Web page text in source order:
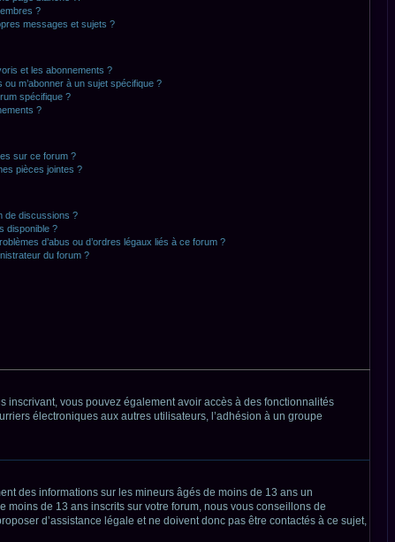
?
messages et sujets ?
et les abonnements ?
m’abonner à un sujet spécifique ?
spécifique ?
?
sur ce forum ?
pièces jointes ?
de discussions ?
disponible ?
d’abus ou d’ordres légaux liés à ce forum ?
du forum ?
inscrivant, vous pouvez également avoir accès à des fonctionnalités
électroniques aux autres utilisateurs, l’adhésion à un groupe
des informations sur les mineurs âgés de moins de 13 ans un
de 13 ans inscrits sur votre forum, nous vous conseillons de
d’assistance légale et ne doivent donc pas être contactés à ce sujet,